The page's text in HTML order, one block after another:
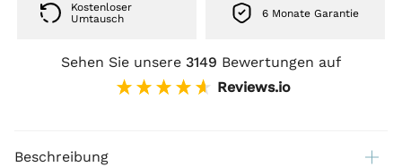
Kostenloser
Umtausch
6 Monate Garantie
Sehen Sie unsere 3149 Bewertungen auf
Reviews.io
Beschreibung